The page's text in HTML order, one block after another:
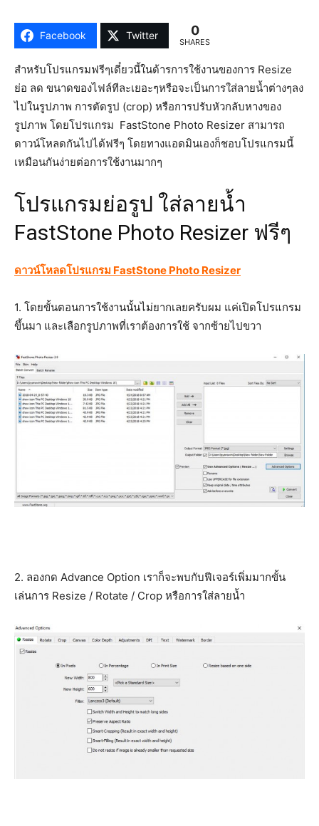
Facebook Twitter 0
SHARES
สำหรับโปรแกรมฟรีๆเดี๋ยวนี้ในด้ารการใช้งานของการ Resize
ย่อ ลด ขนาดของไฟล์ทีละเยอะๆหรือจะเป็นการใส่ลายน้ำต่างๆลง
ไปในรูปภาพ การตัดรูป (crop) หรือการปรับหัวกลับหางของ
รูปภาพ โดยโปรแกรม FastStone Photo Resizer สามารถ
ดาวน์โหลดกันไปได้ฟรีๆ โดยทางแอดมินเองก็ชอบโปรแกรมนี้
เหมือนกันง่ายต่อการใช้งานมากๆ
โปรแกรมย่อรูป ใส่ลายน้ำ
FastStone Photo Resizer ฟรีๆ
ดาวน์โหลดโปรแกรม FastStone Photo Resizer
1. โดยขั้นตอนการใช้งานนั้นไม่ยากเลยครับผม แค่เปิดโปรแกรม
ขึ้นมา และเลือกรูปภาพที่เราต้องการใช้ จากซ้ายไปขวา
2. ลองกด Advance Option เราก็จะพบกับฟีเจอร์เพิ่มมากขั้น
เล่นการ Resize / Rotate / Crop หรือการใส่ลายน้ำ